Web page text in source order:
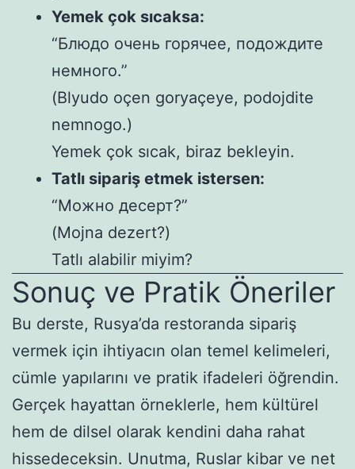
Yemek çok sıcaksa:
“Блюдо очень горячее, подождите
немного.”
(Blyudo oçen goryaçeye, podojdite
nemnogo.)
Yemek çok sıcak, biraz bekleyin.
Tatlı sipariş etmek istersen:
“Можно десерт?”
(Mojna dezert?)
Tatlı alabilir miyim?
Sonuç ve Pratik Öneriler
Bu derste, Rusya’da restoranda sipariş
vermek için ihtiyacın olan temel kelimeleri,
cümle yapılarını ve pratik ifadeleri öğrendin.
Gerçek hayattan örneklerle, hem kültürel
hem de dilsel olarak kendini daha rahat
hissedeceksin. Unutma, Ruslar kibar ve net